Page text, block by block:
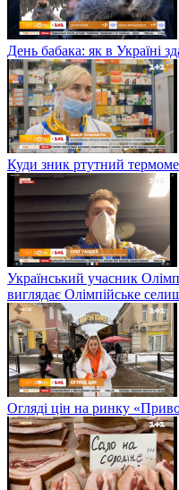
День бабака: як в Україні
Куди зник ртутний
Український учасник
виглядає Олімпійське
Огляді цін на ринку